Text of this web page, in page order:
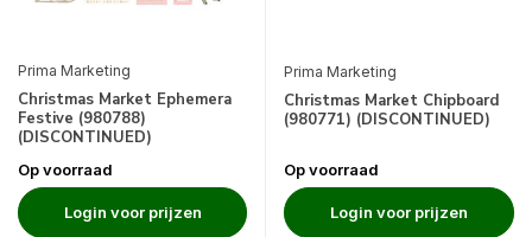
Prima Marketing
Christmas Market Ephemera
Festive (980788)
(DISCONTINUED)
Op voorraad
Login voor prijzen
Prima Marketing
Christmas Market Chipboard
(980771) (DISCONTINUED)
Op voorraad
Login voor prijzen